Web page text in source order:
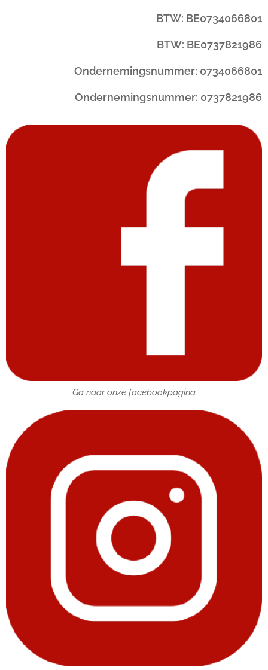
BTW: BE0734066801
BTW: BE0737821986
Ondernemingsnummer: 0734066801
Ondernemingsnummer: 0737821986
Ga naar onze facebookpagina